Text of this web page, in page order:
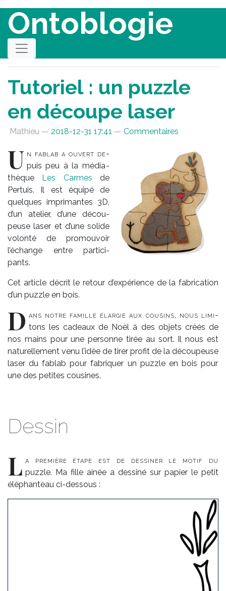
Ontoblogie
Tutoriel : un puzzle
en découpe laser
Mathieu 2018-12-31 17:41 Commentaires
U n fa­blab a ou­vert de­
puis peu à la mé­dia­
thèque Les Carmes de
Per­tuis. Il est équi­pé de
quelques im­pri­mantes 3D,
d’un ate­lier, d’une dé­cou­
peuse la­ser et d’une so­lide
vo­lon­té de pro­mou­voir
l’échange entre par­ti­ci­
pants.
Cet ar­ticle dé­crit le re­tour d’ex­pé­rience de la fa­bri­ca­tion
d’un puzzle en bois.
D ans notre fa­mille élar­gie aux cou­sins, nous li­mi­
tons les ca­deaux de Noël à des ob­jets créés de
nos mains pour une per­sonne ti­rée au sort. Il nous est
na­tu­rel­le­ment ve­nu l’idée de ti­rer pro­fit de la dé­cou­peuse
la­ser du fa­blab pour fa­bri­quer un puzzle en bois pour
une des pe­tites cou­sines.
Dessin
L a pre­mière étape est de des­si­ner le mo­tif du
puzzle. Ma fille ai­née a des­si­né sur pa­pier le pe­tit
élé­phan­teau ci-des­sous :